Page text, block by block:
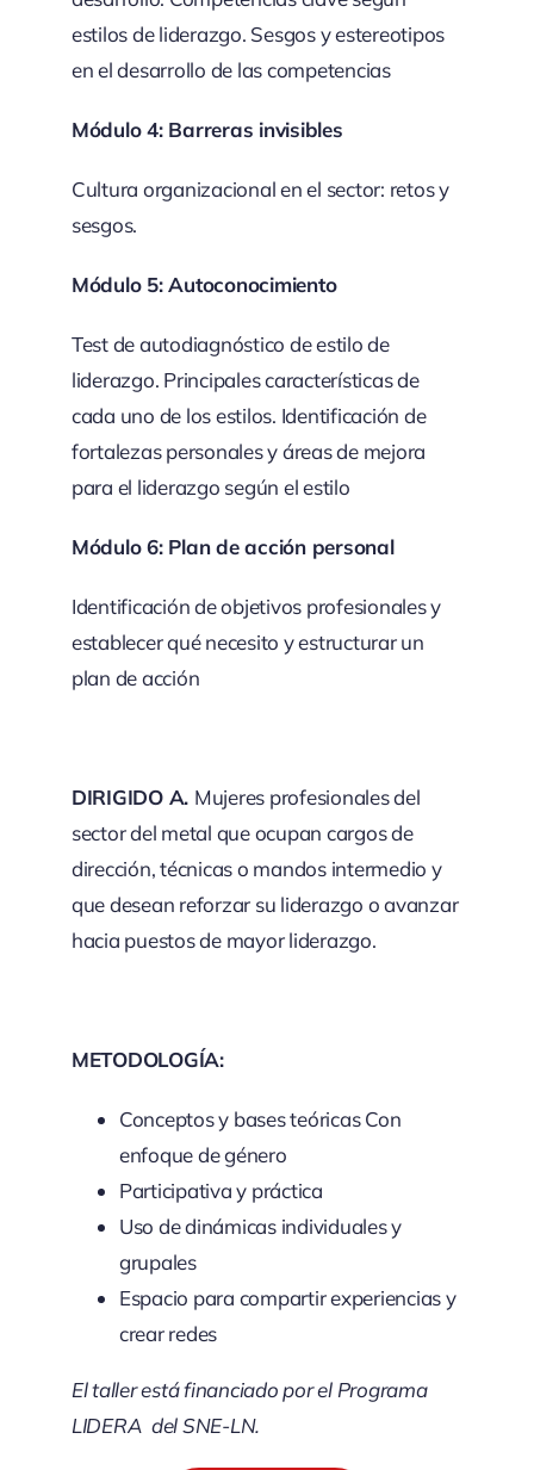
estilos de liderazgo. Sesgos y estereotipos
en el desarrollo de las competencias
Módulo 4: Barreras invisibles
Cultura organizacional en el sector: retos y
sesgos.
Módulo 5: Autoconocimiento
Test de autodiagnóstico de estilo de
liderazgo. Principales características de
cada uno de los estilos. Identificación de
fortalezas personales y áreas de mejora
para el liderazgo según el estilo
Módulo 6: Plan de acción personal
Identificación de objetivos profesionales y
establecer qué necesito y estructurar un
plan de acción
DIRIGIDO A. Mujeres profesionales del
sector del metal que ocupan cargos de
dirección, técnicas o mandos intermedio y
que desean reforzar su liderazgo o avanzar
hacia puestos de mayor liderazgo.
METODOLOGÍA:
Conceptos y bases teóricas Con
enfoque de género
Participativa y práctica
Uso de dinámicas individuales y
grupales
Espacio para compartir experiencias y
crear redes
El taller está financiado por el Programa
LIDERA del SNE-LN.